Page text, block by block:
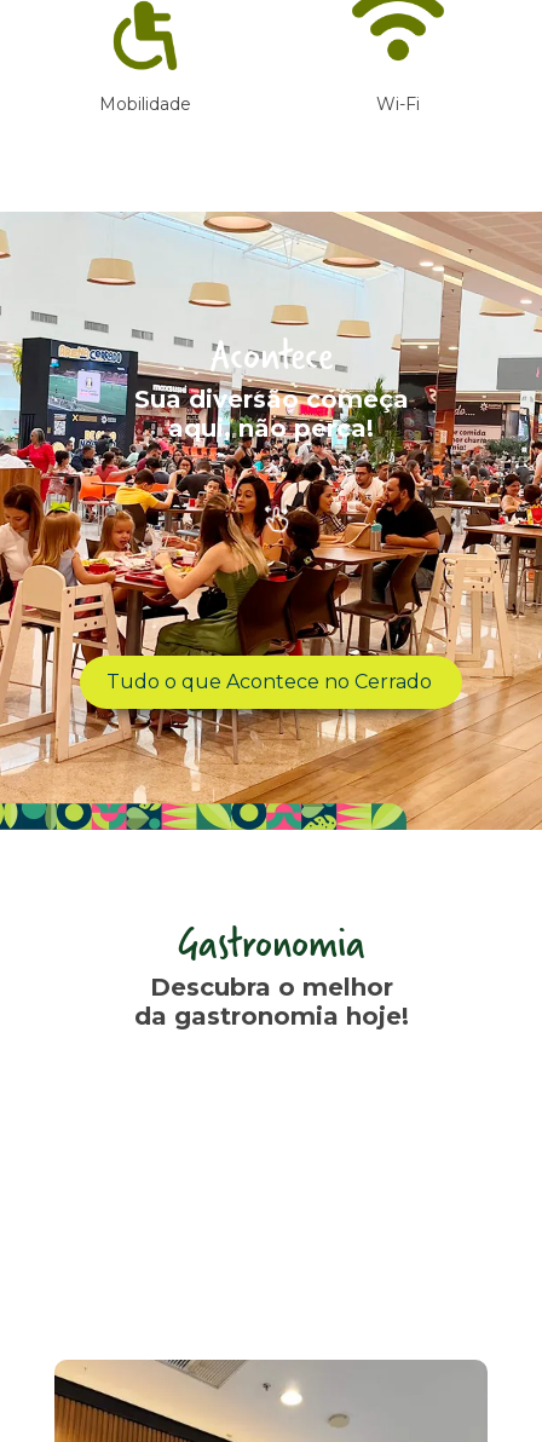
Mobilidade Wi-Fi
Acontece
Sua diversão começa
aqui, não perca!
Tudo o que Acontece no Cerrado
Gastronomia
Descubra o melhor
da gastronomia hoje!